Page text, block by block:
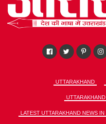
UTTARAKHAND
LATEST UTTARAKHAND NEWS IN